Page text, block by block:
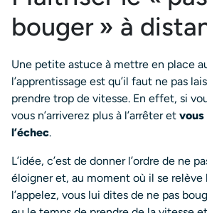
bouger » à
Une petite astuce à mettre en place
l’apprentissage est qu’il faut ne pas
prendre trop de vitesse. En effet, si
vous n’arriverez plus à l’arrêter et vous
l’échec.
L’idée, c’est de donner l’ordre de ne
éloigner et, au moment où il se relève
l’appelez, vous lui dites de ne pas